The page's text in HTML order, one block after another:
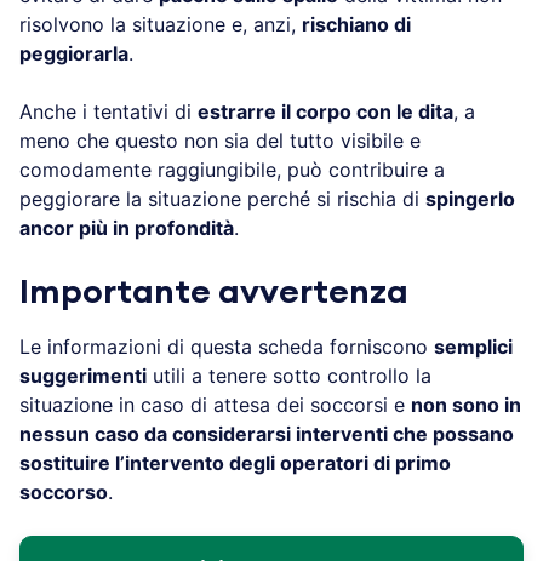
risolvono la situazione e, anzi, rischiano di
peggiorarla.
Anche i tentativi di estrarre il corpo con le dita, a
meno che questo non sia del tutto visibile e
comodamente raggiungibile, può contribuire a
peggiorare la situazione perché si rischia di spingerlo
ancor più in profondità.
Importante avvertenza
Le informazioni di questa scheda forniscono semplici
suggerimenti utili a tenere sotto controllo la
situazione in caso di attesa dei soccorsi e non sono in
nessun caso da considerarsi interventi che possano
sostituire l’intervento degli operatori di primo
soccorso.